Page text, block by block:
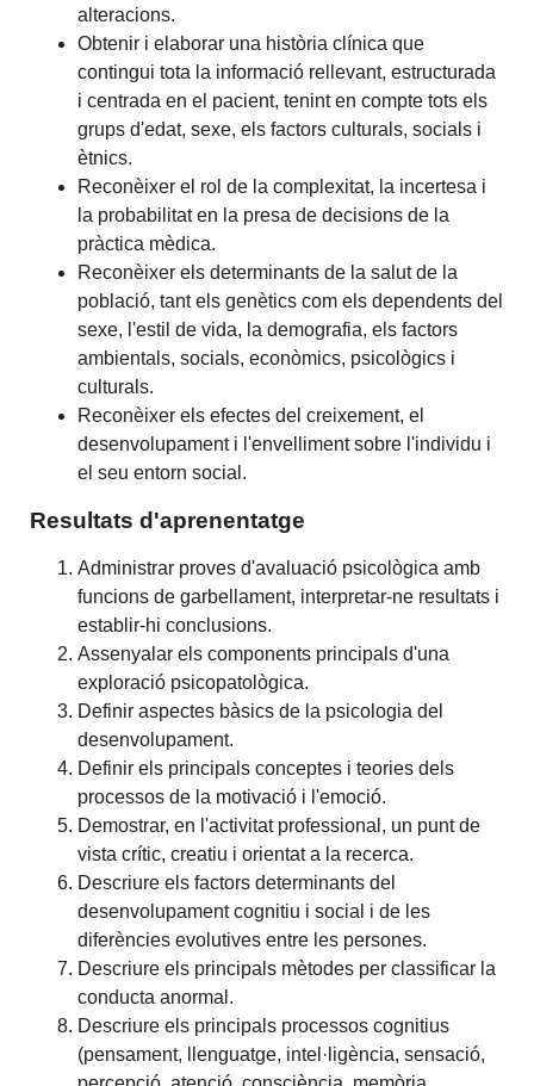
alteracions.
Obtenir i elaborar una història clínica que
contingui tota la informació rellevant, estructurada
i centrada en el pacient, tenint en compte tots els
grups d'edat, sexe, els factors culturals, socials i
ètnics.
Reconèixer el rol de la complexitat, la incertesa i
la probabilitat en la presa de decisions de la
pràctica mèdica.
Reconèixer els determinants de la salut de la
població, tant els genètics com els dependents del
sexe, l'estil de vida, la demografia, els factors
ambientals, socials, econòmics, psicològics i
culturals.
Reconèixer els efectes del creixement, el
desenvolupament i l'envelliment sobre l'individu i
el seu entorn social.
Resultats d'aprenentatge
Administrar proves d'avaluació psicològica amb
funcions de garbellament, interpretar-ne resultats i
establir-hi conclusions.
Assenyalar els components principals d'una
exploració psicopatològica.
Definir aspectes bàsics de la psicologia del
desenvolupament.
Definir els principals conceptes i teories dels
processos de la motivació i l'emoció.
Demostrar, en l'activitat professional, un punt de
vista crític, creatiu i orientat a la recerca.
Descriure els factors determinants del
desenvolupament cognitiu i social i de les
diferències evolutives entre les persones.
Descriure els principals mètodes per classificar la
conducta anormal.
Descriure els principals processos cognitius
(pensament, llenguatge, intel·ligència, sensació,